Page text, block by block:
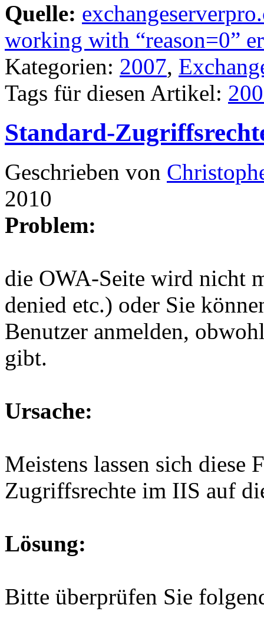
Quelle:
working with “reason=0”
Kategorien: 2007,
Tags für diesen Artikel:
Standard-
Geschrieben von
2010
Problem:
die OWA-Seite wird nicht
denied etc.) oder Sie
Benutzer anmelden,
gibt.
Ursache:
Meistens lassen sich diese
Zugriffsrechte im IIS auf
Lösung:
Bitte überprüfen Sie